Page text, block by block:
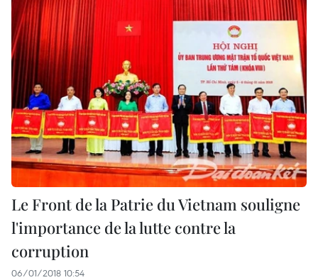
Le Front de la Patrie du Vietnam souligne
l'importance de la lutte contre la
corruption
06/01/2018 10:54